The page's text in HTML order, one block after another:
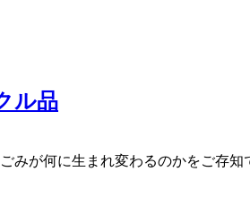
ル品
が何に生まれ変わるのかをご存